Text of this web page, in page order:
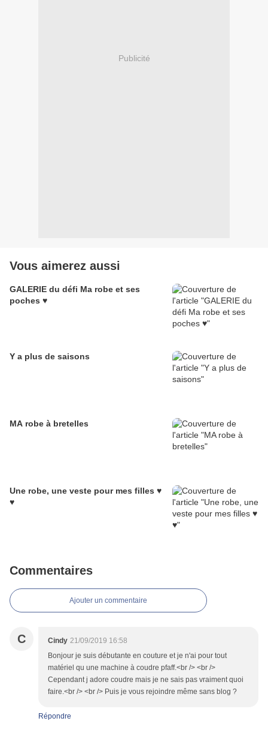
Publicité
Vous aimerez aussi
GALERIE du défi Ma robe et ses
poches ♥
Y a plus de saisons
MA robe à bretelles
Une robe, une veste pour mes filles ♥
♥
Commentaires
Ajouter un commentaire
C Cindy 21/09/2019 16:58
Bonjour je suis débutante en couture et je n'ai pour tout
matériel qu une machine à coudre pfaff.<br /> <br />
Cependant j adore coudre mais je ne sais pas vraiment quoi
faire.<br /> <br /> Puis je vous rejoindre même sans blog ?
Répondre